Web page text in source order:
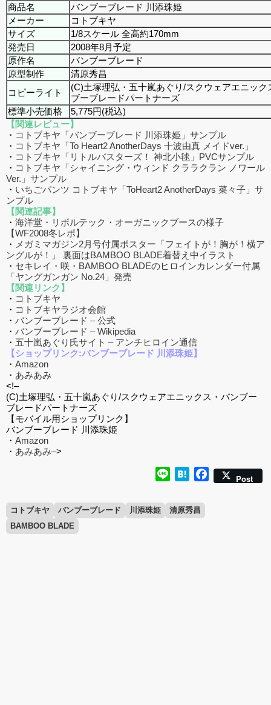
商品名
バンブーブレード 川添珠姫
メーカー
コトブキヤ
サイズ
1/8スケール 全高約170mm
発売日
2008年8月予定
原作名
バンブーブレード
原型制作
清原秀昌
コピーライト
(C)土塚理弘・五十嵐あぐり/スクウェアエニック
ブーブレードパートナーズ
標準小売価格
5,775円(税込)
【関連レビュー】
・ コトブキヤ「バンブーブレード 川添珠姫」サンプル
・ コトブキヤ「To Heart2 AnotherDays 十波由真 メイドver.」
・ コトブキヤ「リトルバスターズ！ 神北小毬」PVCサンプル
・ コトブキヤ「シャイニング・ウィンド クララクラン ノワール
Ver.」サンプル
・ いちごパンツ コトブキヤ「ToHeart2 AnotherDays 菜々子」サ
ンプル
【関連記事】
・ 海洋堂・リボルテック・オーガニックブースの様子
【WF2008冬レポ】
・ メガミマガジン2月号付属ポスター「フェイトが！胸が！横ア
ングルが！」 裏面はBAMBOO BLADE着替え中イラスト
・ セキレイ・咲・BAMBOO BLADEのヒロインカレンダー付属
「ヤングガンガン No.24」発売
【関連リンク】
・ コトブキヤ
・ コトブキヤラジオ会館
・ バンブーブレード – 公式
・ バンブーブレード – Wikipedia
・ 五十嵐あぐり氏サイト – アンチヒロイン通信
【ショップリンク:バンブーブレード 川添珠姫】
・ Amazon
・ あみあみ
<!–
(C)土塚理弘・五十嵐あぐり/スクウェアエニックス・バンブー
ブレードパートナーズ
【モバイル用ショップリンク】
バンブーブレード 川添珠姫
・ Amazon
・ あみあみ–>
Line HatenaFacebook
Post
コトブキヤ バンブーブレード 川添珠姫
清原秀昌
BAMBOO BLADE